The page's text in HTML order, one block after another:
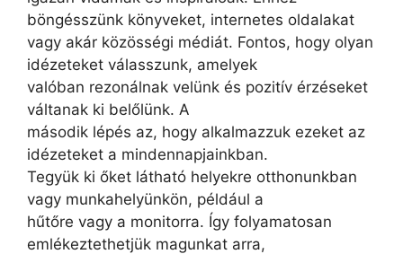
böngésszünk könyveket, internetes oldalakat
vagy akár közösségi médiát. Fontos, hogy olyan
idézeteket válasszunk, amelyek
valóban rezonálnak velünk és pozitív érzéseket
váltanak ki belőlünk. A
második lépés az, hogy alkalmazzuk ezeket az
idézeteket a mindennapjainkban.
Tegyük ki őket látható helyekre otthonunkban
vagy munkahelyünkön, például a
hűtőre vagy a monitorra. Így folyamatosan
emlékeztethetjük magunkat arra,